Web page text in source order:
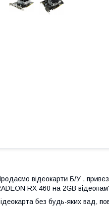
відеокарти Б/У ,
RX 460 на 2GB
без будь-яких вад,